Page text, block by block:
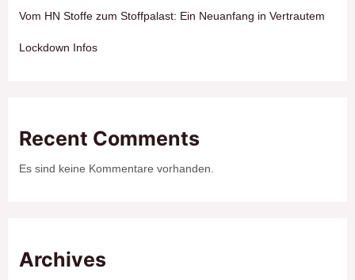
Vom HN Stoffe zum Stoffpalast: Ein Neuanfang in Vertrautem
Lockdown Infos
Recent Comments
Es sind keine Kommentare vorhanden.
Archives